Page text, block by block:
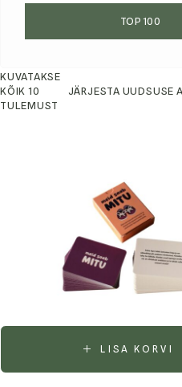
TOP 100
KUVATAKSE
KÕIK 10
TULEMUST
JÄRJESTA UUDSUSE
LISA KORVI